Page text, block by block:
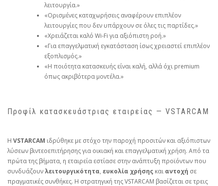
λειτουργία.»
«Ορισμένες καταχωρήσεις αναφέρουν επιπλέον
λειτουργίες που δεν υπάρχουν σε όλες τις παρτίδες.»
«Χρειάζεται καλό Wi‑Fi για αξιόπιστη ροή.»
«Για επαγγελματική εγκατάσταση ίσως χρειαστεί επιπλέον
εξοπλισμός.»
«Η ποιότητα κατασκευής είναι καλή, αλλά όχι premium
όπως ακριβότερα μοντέλα.»
Προφίλ κατασκευάστριας εταιρείας — VSTARCAM
Η VSTARCAM ιδρύθηκε με στόχο την παροχή προσιτών και αξιόπιστων
λύσεων βιντεοεπιτήρησης για οικιακή και επαγγελματική χρήση. Από τα
πρώτα της βήματα, η εταιρεία εστίασε στην ανάπτυξη προϊόντων που
συνδυάζουνλειτουργικότητα, ευκολία χρήσης και αντοχή σε
πραγματικές συνθήκες. Η στρατηγική της VSTARCAM βασίζεται σε τρεις